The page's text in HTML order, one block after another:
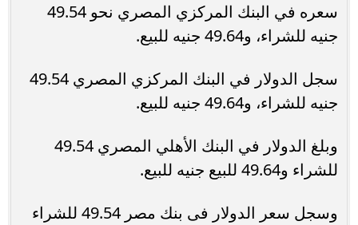
سعره في البنك المركزي المصري نحو 49.54
جنيه للشراء، و49.64 جنيه للبيع.
سجل الدولار في البنك المركزي المصري 49.54
جنيه للشراء، و49.64 جنيه للبيع.
وبلغ الدولار في البنك الأهلي المصري 49.54
للشراء و49.64 للبيع جنيه للبيع.
وسجل سعر الدولار فى بنك مصر 49.54 للشراء